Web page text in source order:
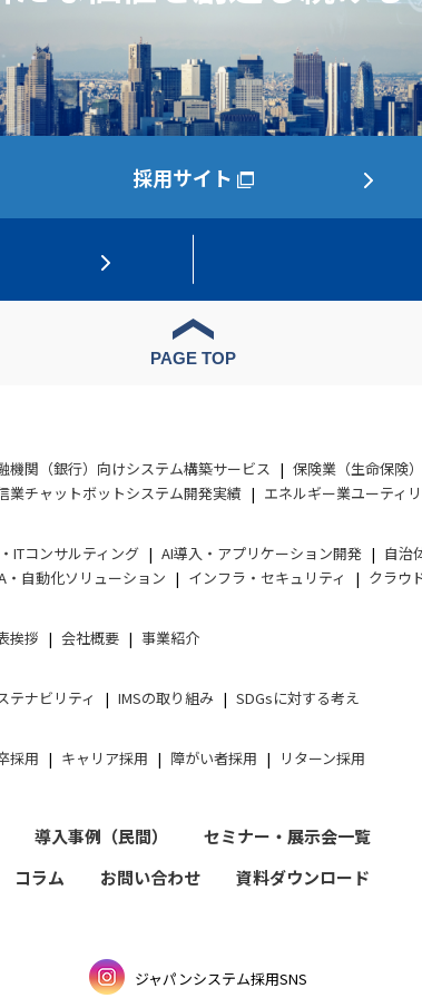
採用サイト
PAGE TOP
機関（銀行）向けシステム構築サービス 保険業（生命保険
業チャットボットシステム開発実績
エネルギー業ユーティ
ITコンサルティング AI導入・アプリケーション開発 自治
・自動化ソリューション
インフラ・セキュリティ クラウ
挨拶 会社概要 事業紹介
テナビリティ IMSの取り組み SDGsに対する考え
採用 キャリア採用 障がい者採用 リターン採用
導入事例（民間）
セミナー・展示会一覧
コラム お問い合わせ 資料ダウンロード
ジャパンシステム採用SNS